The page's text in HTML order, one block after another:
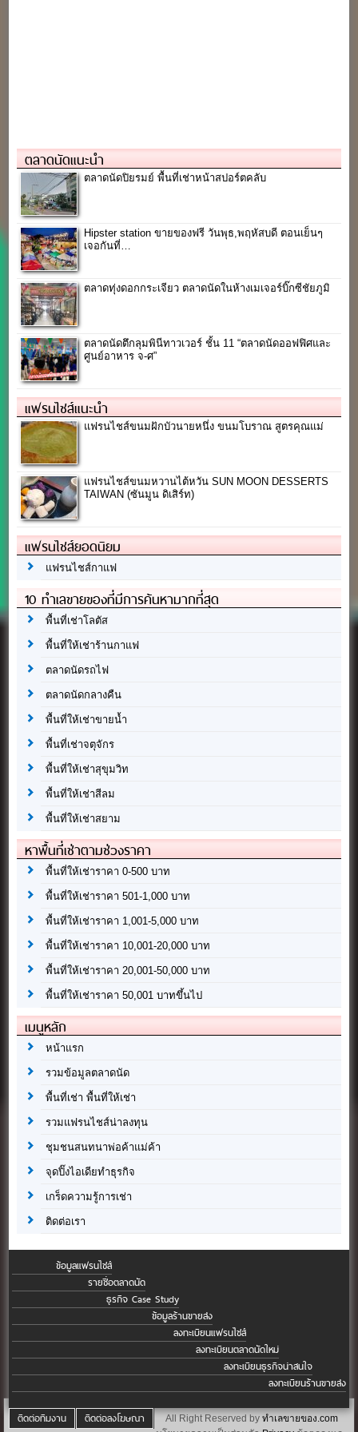
ตลาดนัดแนะนำ
ตลาดนัดปิยรมย์ พื้นที่เช่าหน้าสปอร์ตคลับ
Hipster station ขายของฟรี วันพุธ,พฤหัสบดี ตอนเย็นๆ
เจอกันที่…
ตลาดทุ่งดอกกระเจียว ตลาดนัดในห้างเมเจอร์บิ๊กซีชัยภูมิ
ตลาดนัดตึกลุมพินีทาวเวอร์ ชั้น 11 “ตลาดนัดออฟฟิศและ
ศูนย์อาหาร จ-ศ”
แฟรนไชส์แนะนำ
แฟรนไชส์ขนมฝักบัวนายหนึ่ง ขนมโบราณ สูตรคุณแม่
แฟรนไชส์ขนมหวานไต้หวัน SUN MOON DESSERTS
TAIWAN (ซันมูน ดิเสิร์ท)
แฟรนไชส์ยอดนิยม
แฟรนไชส์กาแฟ
10 ทำเลขายของที่มีการค้นหามากที่สุด
พื้นที่เช่าโลตัส
พื้นที่ให้เช่าร้านกาแฟ
ตลาดนัดรถไฟ
ตลาดนัดกลางคืน
พื้นที่ให้เช่าขายน้ำ
พื้นที่เช่าจตุจักร
พื้นที่ให้เช่าสุขุมวิท
พื้นที่ให้เช่าสีลม
พื้นที่ให้เช่าสยาม
หาพื้นที่เช่าตามช่วงราคา
พื้นที่ให้เช่าราคา 0-500 บาท
พื้นที่ให้เช่าราคา 501-1,000 บาท
พื้นที่ให้เช่าราคา 1,001-5,000 บาท
พื้นที่ให้เช่าราคา 10,001-20,000 บาท
พื้นที่ให้เช่าราคา 20,001-50,000 บาท
พื้นที่ให้เช่าราคา 50,001 บาทขึ้นไป
เมนูหลัก
หน้าแรก
รวมข้อมูลตลาดนัด
พื้นที่เช่า พื้นที่ให้เช่า
รวมแฟรนไชส์น่าลงทุน
ชุมชนสนทนาพ่อค้าแม่ค้า
จุดปิ๊งไอเดียทำธุรกิจ
เกร็ดความรู้การเช่า
ติดต่อเรา
ข้อมูลแฟรนไชส์
รายชื่อตลาดนัด
ธุรกิจ Case Study
ข้อมูลร้านขายส่ง
ลงทะเบียนแฟรนไชส์
ลงทะเบียนตลาดนัดใหม่
ลงทะเบียนธุรกิจน่าสนใจ
ลงทะเบียนร้านขายส่ง
ติดต่อทีมงาน ติดต่อลงโฆษณา All Right Reserved by ทำเลขายของ.com